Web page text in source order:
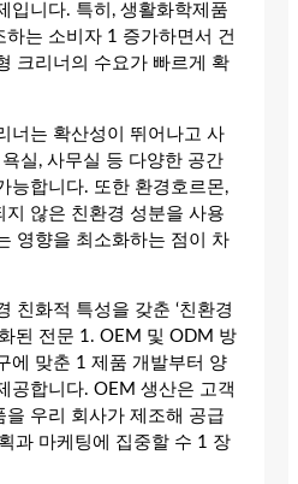
입니다. 특히, 생활화학제품
는 소비자 1 증가하면서 건
크리너의 수요가 빠르게 확
너는 확산성이 뛰어나고 사
실, 사무실 등 다양한 공간
능합니다. 또한 환경호르몬,
지 않은 친환경 성분을 사용
영향을 최소화하는 점이 차
친화적 특성을 갖춘 ‘친환경
된 전문 1. OEM 및 ODM 방
에 맞춘 1 제품 개발부터 양
공합니다. OEM 생산은 고객
을 우리 회사가 제조해 공급
과 마케팅에 집중할 수 1 장